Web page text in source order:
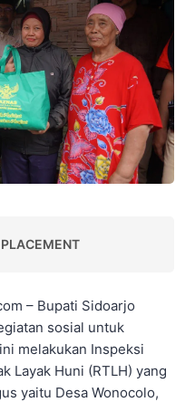
– Bupati Sidoarjo
sosial untuk
melakukan Inspeksi
Layak Huni (RTLH) yang
yaitu Desa Wonocolo,